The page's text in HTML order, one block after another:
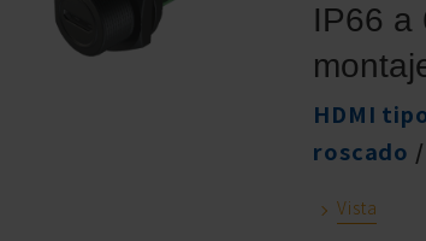
IP66 a
HDMI
roscado
Vista